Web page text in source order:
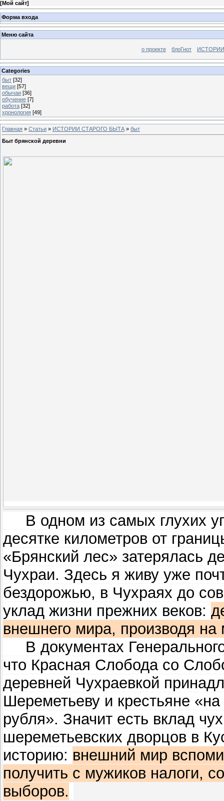
[Мой сайт]
Форма входа
Меню сайта
о проекте блоГнот
Categories
быт [32]
вещи [57]
обычаи [36]
обучение [7]
работа [32]
хронология [49]
Главная » Статьи » ИСТОРИИ СТАРОГО БЫТА » быт
Быт брянской деревни
В одном из самых глухих
десятке километров от
«Брянский лес» затерялась
Чухраи. Здесь я живу уже
бездорожью, в Чухраях до
уклад жизни прежних веков:
внешнего мира, производя
В документах
что Красная Слобода со
деревней Чухраевкой
Шереметьеву и крестьяне
рубля». Значит есть вклад
шереметьевских дворцов в
историю: внешний мир
получить с мужиков налоги,
выборов.